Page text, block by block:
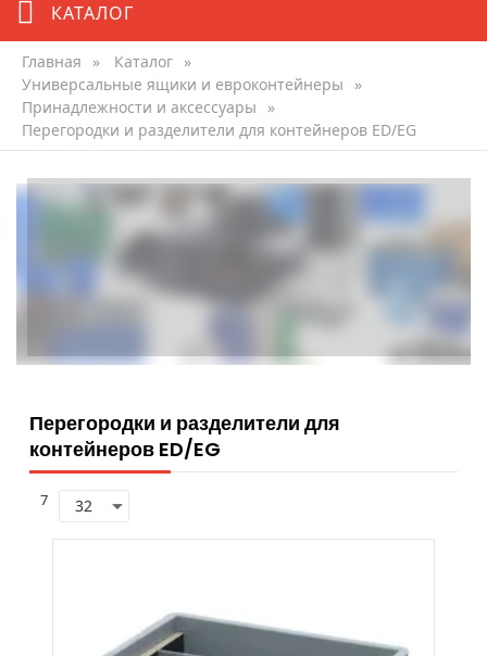
КАТАЛОГ
Главная » Каталог »
Универсальные ящики и евроконтейнеры
»
Принадлежности и аксессуары
»
Перегородки и разделители для контейнеров ED/EG
Перегородки и разделители для
контейнеров ED/EG
7